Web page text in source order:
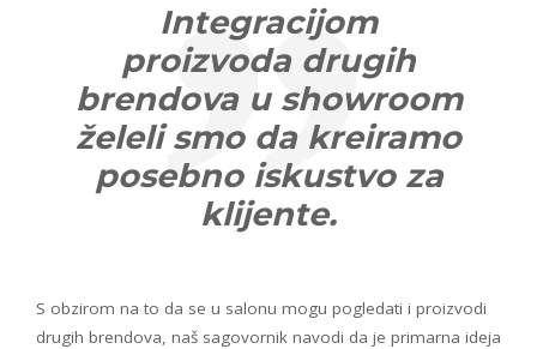
Integracijom
proizvoda drugih
brendova u showroom
želeli smo da kreiramo
posebno iskustvo za
klijente.
S obzirom na to da se u salonu mogu pogledati i proizvodi
drugih brendova, naš sagovornik navodi da je primarna ideja